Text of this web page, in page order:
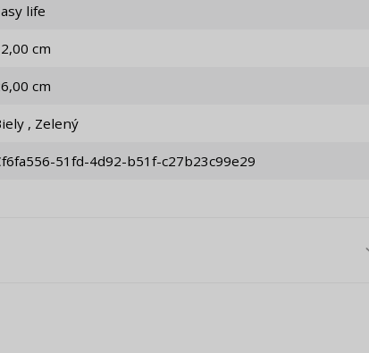
Easy life
12,00 cm
26,00 cm
Biely , Zelený
cf6fa556-51fd-4d92-b51f-c27b23c99e29